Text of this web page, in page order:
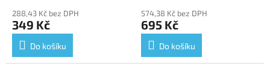
288,43 Kč bez DPH
349 Kč
Do košíku
574,38 Kč bez DPH
695 Kč
Do košíku